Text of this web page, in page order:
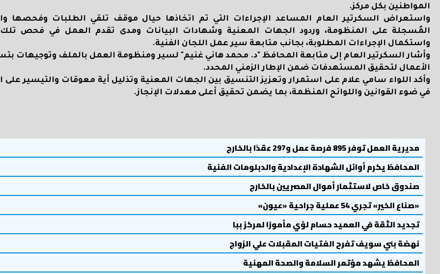
المواطنين بكل مركز.
واستعراض السكرتير العام المساعد الإجراءات التي تم اتخاذها حيال موقف تلقي الطلبات وفحصها
المُسجلة على المنظومة، وردود الجهات المعنية وشهادات البيانات ومدى تقدم العمل في فحص
واستكمال الإجراءات المطلوبة، بجانب متابعة سير عمل اللجان الفنية.
وأشار السكرتير العام إلى متابعة المحافظ "د. محمد هاني غنيم" لسير ومنظومة العمل بالملف وتوجيهات
الأعمال لتحقيق المستهدفات ضمن الإطار الزمني المحدد.
وأكد اللواء سامي علام على استمرار وتعزيز التنسيق بين الجهات المعنية وتذليل أية معوقات والتيسير على
في ضوء القوانين واللوائح المنظمة، بما يضمن تحقيق أعلى معدلات الإنجاز.
مديرية العمل توفر 895 فرصة عمل و297 عقدًا بالخارج
المحافظ يكرم أوائل الشهادة الإعدادية والدبلومات الفنية
صندوق خاص لاستثمار أموال المصريين بالخارج
«صناع الخير» تجري 54 عملية جراحية «عيون»
تجديد الثقة في العميد حسام لؤي مأمورًا لمركز ببا
نهضة بني سويف تفرح الفتيات المقبلات علي الزواج
المحافظ يشهد مؤتمر السلامة والصحة المهنية